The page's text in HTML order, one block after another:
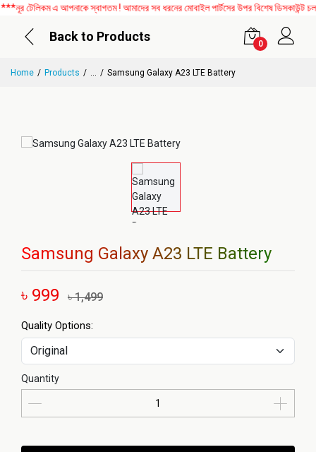
টেলিকম এ আপনাকে স্বাগতম ! আমাদের সব ধরনের মোবাইল পার্টসের উপর বিশেষ ডিসকাউন্ট
Back to Products
0
Home Products ... Samsung Galaxy A23 LTE Battery
Samsung Galaxy A23 LTE Battery
৳ 999 ৳ 1,499
Quality Options:
Quantity